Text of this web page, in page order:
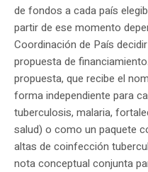
de fondos a cada país
partir de ese momento
Coordinación de País
propuesta de
propuesta, que recibe el
forma independiente para
tuberculosis, malaria,
salud) o como un paquete
altas de coinfección
nota conceptual conjunta